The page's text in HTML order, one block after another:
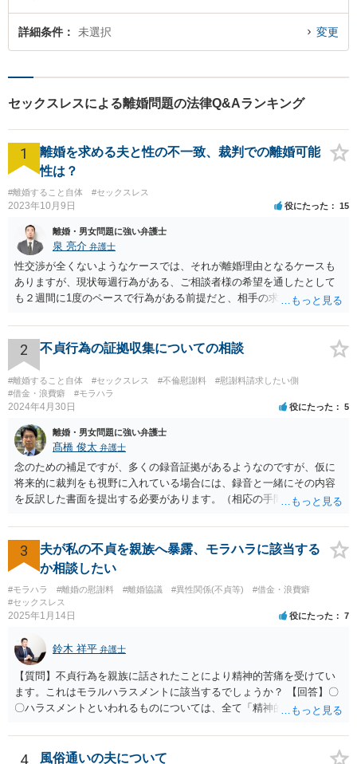
詳細条件 未選択 変更
セックスレスによる離婚問題の法律Q&Aランキング
1
離婚を求める夫と性の不一致、裁判での離婚可能
性は？
#離婚すること自体 #セックスレス
2023年10月9日 役にたった 15
離婚・男女問題に強い弁護士
泉 亮介 弁護士
性交渉が全くないようなケースでは、それが離婚理由となるケースも
ありますが、現状毎週行為がある、ご相談者様の希望を通したとして
も２週間に1度のペースで行為がある前提だと、相手の求めている離婚
れないでしょう。 また、離婚した場合に、相手が今まで通りに生活を
するのであれば大きな違いはありませんが、そうでなくなった場合に
夫婦であれば法的に請求できたものができなくなるというデメリット
があるため、今までと何も変わらないということはないです。
2 不貞行為の証拠収集についての相談
#離婚すること自体 #セックスレス #不倫慰謝料
#慰謝料請求したい側
#借金・浪費癖
#モラハラ
2024年4月30日 役にたった 5
離婚・男女問題に強い弁護士
髙橋 俊太 弁護士
念のための補足ですが、多くの録音証拠があるようなのですが、仮に
将来的に裁判をも視野に入れている場合には、録音と一緒にその内容
を反訳した書面を提出する必要があります。（相応の手間と費用がか
るような合理的説明が必要とはなりますので、そのようなことが十分
に可能かどうかについて、一度は弁護士に直接相談なさった方がよい
と思います。 なお、夫や不倫相手自身が不倫の事実について（期間や
回数なども含め）認めて自白するような場合には、貴方において立証
する必要はなくなります。
3
夫が私の不貞を親族へ暴露、モラハラに該当する
か相談したい
#モラハラ #離婚の慰謝料 #離婚協議 #異性関係(不貞等)
#借金・浪費癖
#セックスレス
2025年1月14日 役にたった 7
鈴木 祥平 弁護士
【質問】不貞行為を親族に話されたことにより精神的苦痛を受けてい
ます。これはモラルハラスメントに該当するでしょうか？ 【回答】〇
〇ハラスメントといわれるものについては、全て「精神的・身体的苦
活している以上は、「精神的・身体的苦痛を与え」られることは不可
避的に生じますから、違法と評価されるためには、社会通念（常識）
4 風俗通いの夫について